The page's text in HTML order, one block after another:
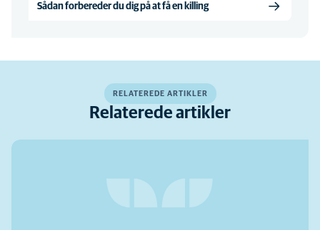
Sådan forbereder du dig på at få en killing
RELATEREDE ARTIKLER
Relaterede artikler